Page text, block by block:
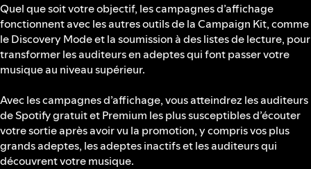
Quel que soit votre objectif, les campagnes d’affichage
fonctionnent avec les autres outils de la Campaign Kit, comme
le Discovery Mode et la soumission à des listes de lecture, pour
transformer les auditeurs en adeptes qui font passer votre
musique au niveau supérieur.
Avec les campagnes d’affichage, vous atteindrez les auditeurs
de Spotify gratuit et Premium les plus susceptibles d’écouter
votre sortie après avoir vu la promotion, y compris vos plus
grands adeptes, les adeptes inactifs et les auditeurs qui
découvrent votre musique.